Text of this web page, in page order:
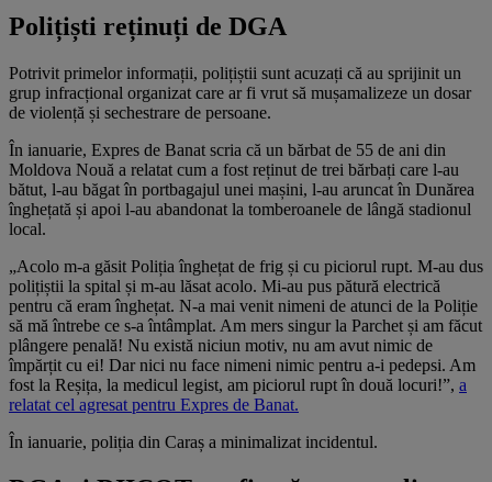
Polițiști reținuți de DGA
Potrivit primelor informații, polițiștii sunt acuzați că au sprijinit un
grup infracțional organizat care ar fi vrut să mușamalizeze un dosar
de violență și sechestrare de persoane.
În ianuarie, Expres de Banat scria că un bărbat de 55 de ani din
Moldova Nouă a relatat cum a fost reținut de trei bărbați care l-au
bătut, l-au băgat în portbagajul unei mașini, l-au aruncat în Dunărea
înghețată și apoi l-au abandonat la tomberoanele de lângă stadionul
local.
„Acolo m-a găsit Poliția înghețat de frig și cu piciorul rupt. M-au dus
polițiștii la spital și m-au lăsat acolo. Mi-au pus pătură electrică
pentru că eram înghețat. N-a mai venit nimeni de atunci de la Poliție
să mă întrebe ce s-a întâmplat. Am mers singur la Parchet și am făcut
plângere penală! Nu există niciun motiv, nu am avut nimic de
împărțit cu ei! Dar nici nu face nimeni nimic pentru a-i pedepsi. Am
fost la Reșița, la medicul legist, am piciorul rupt în două locuri!”, a
relatat cel agresat pentru Expres de Banat.
În ianuarie, poliția din Caraș a minimalizat incidentul.